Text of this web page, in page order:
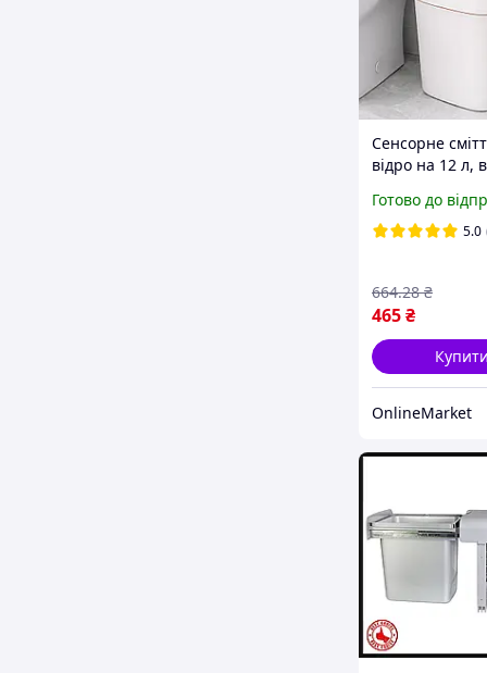
Сенсорне
відро на 12 л,
Білий /
відро для
Готово до
5.0
465₴
664.28 ₴
Купити
OnlineMarket